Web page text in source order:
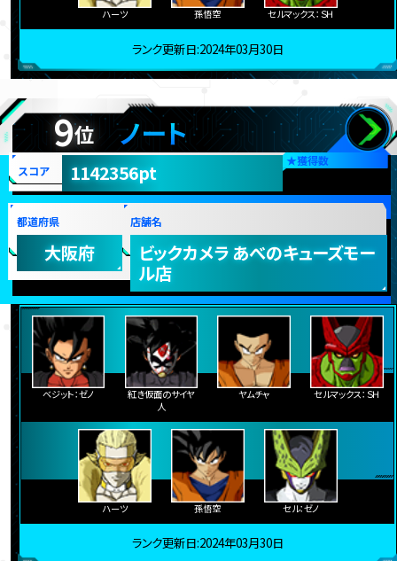
ハーツ 孫悟空 セルマックス：ＳＨ
ランク更新日:2024年03月30日
9位 ノート
★獲得数
スコア 1142356pt
都道府県
大阪府
店舗名
ビックカメラ あべのキューズモー
ル店
ベジット：ゼノ
紅き仮面のサイヤ
人
ヤムチャ セルマックス：ＳＨ
ハーツ 孫悟空 セル：ゼノ
ランク更新日:2024年03月30日